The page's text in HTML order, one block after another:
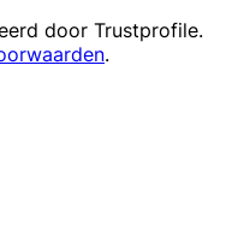
door Trustprofile.
.